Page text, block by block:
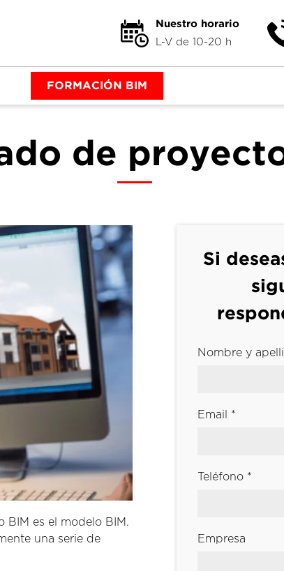
Nuestro horario
L-V de 10-20 h
FORMACIÓN BIM
de
BIM es el modelo BIM.
una serie de
Si
Nombre y
Email *
Teléfono *
Empresa